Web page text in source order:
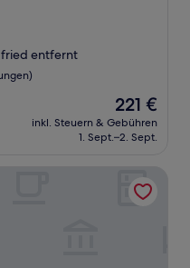
entfernt
Der
Preis
beträgt
221 €
inkl. Steuern & Gebühren
1. Sept.–2. Sept.